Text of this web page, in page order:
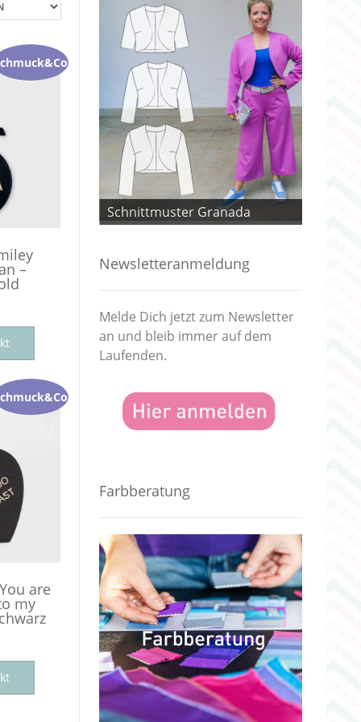
–
are
my
Schnittmuster Granada
Newsletteranmeldung
Melde Dich jetzt zum Newsletter
an und bleib immer auf dem
Laufenden.
Farbberatung